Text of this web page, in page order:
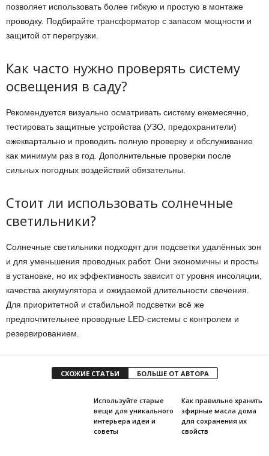
позволяет использовать более гибкую и простую в монтаже
проводку. Подбирайте трансформатор с запасом мощности и
защитой от перегрузки.
Как часто нужно проверять систему
освещения в саду?
Рекомендуется визуально осматривать систему ежемесячно,
тестировать защитные устройства (УЗО, предохранители)
ежеквартально и проводить полную проверку и обслуживание
как минимум раз в год. Дополнительные проверки после
сильных погодных воздействий обязательны.
Стоит ли использовать солнечные
светильники?
Солнечные светильники подходят для подсветки удалённых зон
и для уменьшения проводных работ. Они экономичны и просты
в установке, но их эффективность зависит от уровня инсоляции,
качества аккумулятора и ожидаемой длительности свечения.
Для приоритетной и стабильной подсветки всё же
предпочтительнее проводные LED-системы с контролем и
резервированием.
СХОЖИЕ СТАТЬИ БОЛЬШЕ ОТ АВТОРА
Используйте старые
вещи для уникального
интерьера идеи и
советы
Как правильно хранить
эфирные масла дома
для сохранения их
свойств